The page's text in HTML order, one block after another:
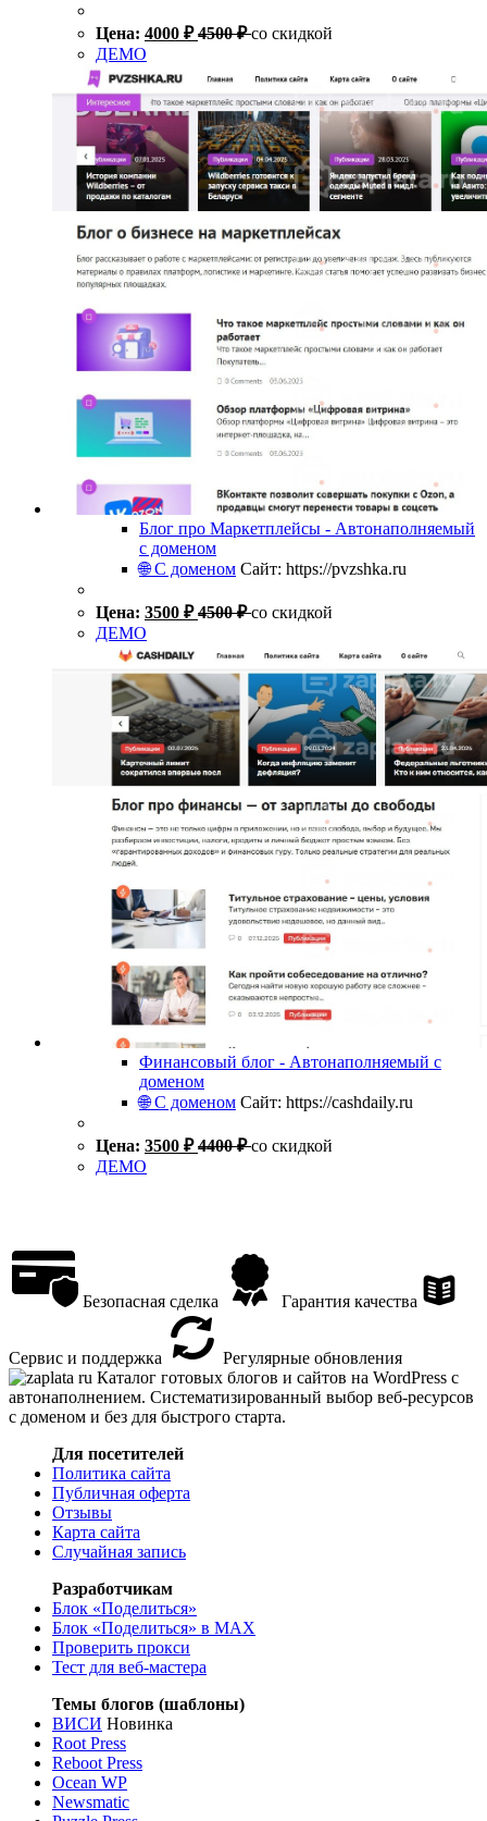
Цена: 4000 ₽ 4500₽ со скидкой
ДЕМО
Блог про Маркетплейсы - Автонаполняемый
с доменом
🌐 С доменом Сайт: https://pvzshka.ru
Цена: 3500 ₽ 4500₽ со скидкой
ДЕМО
Финансовый блог - Автонаполняемый с
доменом
🌐 С доменом Сайт: https://cashdaily.ru
Цена: 3500 ₽ 4400₽ со скидкой
ДЕМО
Безопасная сделка Гарантия качества
Сервис и поддержка
Регулярные обновления
Каталог готовых блогов и сайтов на WordPress с
автонаполнением. Систематизированный выбор веб-ресурсов
с доменом и без для быстрого старта.
Для посетителей
Политика сайта
Публичная оферта
Отзывы
Карта сайта
Случайная запись
Разработчикам
Блок «Поделиться»
Блок «Поделиться» в MAX
Проверить прокси
Тест для веб-мастера
Темы блогов (шаблоны)
ВИСИ Новинка
Root Press
Reboot Press
Ocean WP
Newsmatic